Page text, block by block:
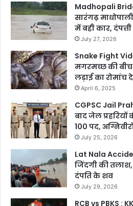
Madhopali
सारंगढ़
में बही कार,
July 27, 2026
Snake Fight
मगरमच्छ की
लड़ाई का रोमांच
April 6, 2025
CGPSC Jail
बाद जेल प्रहरियों
100 पद,
July 25, 2026
Lat Nala
जिंदगी की
दंपति के शव
July 29, 2026
RCB vs PBKS :